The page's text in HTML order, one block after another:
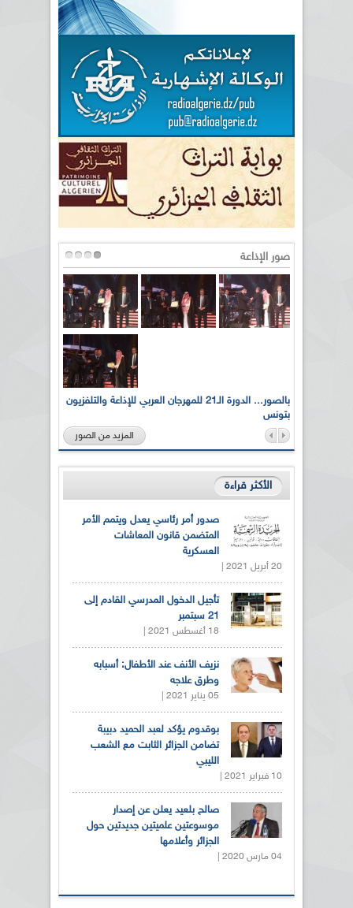
صور الإذاعة
بالصور... الدورة الـ21 للمهرجان العربي للإذاعة والتلفزيون
بتونس
المزيد من الصور
الأكثر قراءة
صدور أمر رئاسي يعدل ويتمم الأمر
المتضمن قانون المعاشات
العسكرية
20 أبريل 2021 |
تأجيل الدخول المدرسي القادم إلى
21 سبتمبر
18 أغسطس 2021 |
نزيف الأنف عند الأطفال: أسبابه
وطرق علاجه
05 يناير 2021 |
بوقدوم يؤكد لعبد الحميد دبيبة
تضامن الجزائر الثابت مع الشعب
الليبي
10 فبراير 2021 |
صالح بلعيد يعلن عن إصدار
موسوعتين علميتين جديدتين حول
الجزائر وأعلامها
04 مارس 2020 |